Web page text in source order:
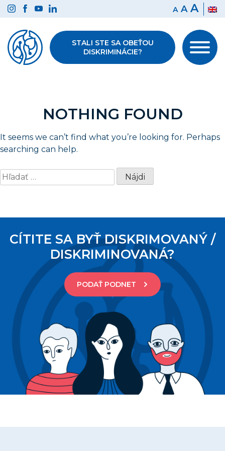
Preskočiť
na
obsah
A A A
STALI STE SA OBEŤOU
DISKRIMINÁCIE?
NOTHING FOUND
It seems we can’t find what you’re looking for. Perhaps
searching can help.
Hľadať:
CÍTITE SA BYŤ DISKRIMOVANÝ /
DISKRIMINOVANÁ?
PODAŤ PODNET